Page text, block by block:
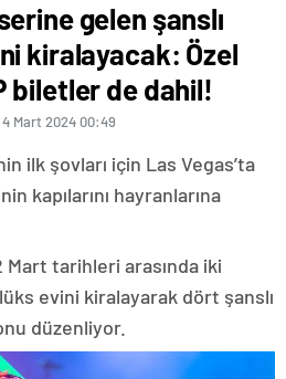
gelen şanslı
kiralayacak: Özel
biletler de dahil!
4 Mart 2024 00:49
ilk şovları için Las Vegas’ta
kapılarını hayranlarına
Mart tarihleri arasında iki
evini kiralayarak dört şanslı
düzenliyor.